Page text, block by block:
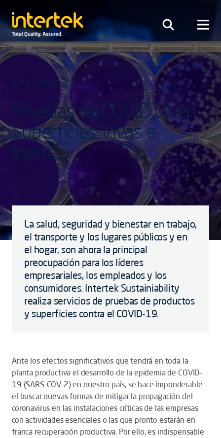
Saltar a Alimentos
Pruebas de COVID19 en
Superficies Vivas e
Inertes
La salud, seguridad y bienestar en trabajo,
el transporte y los lugares públicos y en
el hogar, son ahora la principal
preocupación para los líderes
empresariales, los empleados y los
consumidores. Intertek Sustainiability
realiza servicios de pruebas de productos
y superficies contra el COVID-19.
Ante los efectos significativos que tendrá en toda la
planta productiva el desarrollo de la epidemia de COVID-
19 (SARS-COV-2) en nuestro país, se hace imponderable
el buscar nuevas formas de mitigar la propagación del
coronavirus en las instalaciones críticas de las empresas
con actividades esenciales o las que pronto estarán en
franca recuperación productiva. Por ello, es indispensable